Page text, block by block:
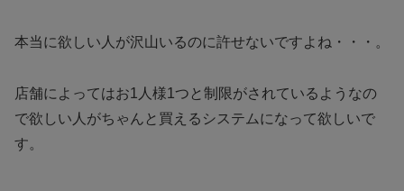
本当に欲しい人が沢山いるのに許せないですよね・・・。
店舗によってはお1人様1つと制限がされているようなの
で欲しい人がちゃんと買えるシステムになって欲しいで
す。